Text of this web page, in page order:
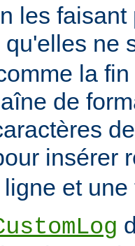
les
qu'elles ne
la
de
insérer
et